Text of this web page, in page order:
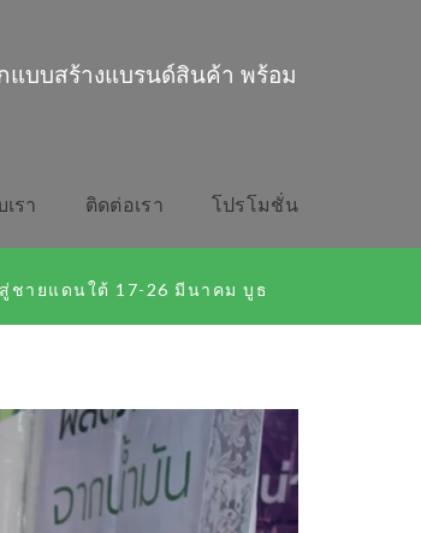
แบบสร้างแบรนด์สินค้า พร้อม
เรา ติดต่อเรา โปรโมชั่น
ชายแดนใต้ 17-26 มีนาคม บูธ